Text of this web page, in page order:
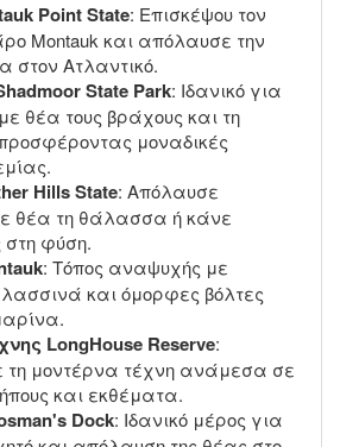
Point State: Επισκέψου τον
Montauk και απόλαυσε την
στον Ατλαντικό.
State Park: Ιδανικό για
θέα τους βράχους και τη
μοναδικές
Hills State: Απόλαυσε
θέα τη θάλασσα ή κάνε
στη φύση.
: Τόπος αναψυχής με
και όμορφες βόλτες
LongHouse Reserve:
μοντέρνα τέχνη ανάμεσα σε
και εκθέματα.
Dock: Ιδανικό μέρος για